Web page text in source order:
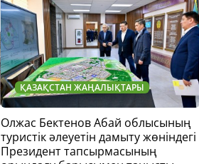
ҚАЗАҚСТАН ЖАҢАЛЫҚТАРЫ
Олжас Бектенов Абай облысының
туристік әлеуетін дамыту жөніндегі
Президент тапсырмасының